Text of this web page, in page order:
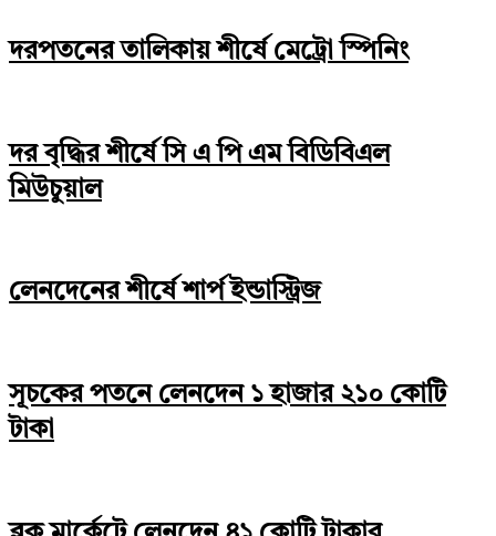
দরপতনের তালিকায় শীর্ষে মেট্রো স্পিনিং
দর বৃদ্ধির শীর্ষে সি এ পি এম বিডিবিএল
মিউচুয়াল
লেনদেনের শীর্ষে শার্প ইন্ডাস্ট্রিজ
সূচকের পতনে লেনদেন ১ হাজার ২১০ কোটি
টাকা